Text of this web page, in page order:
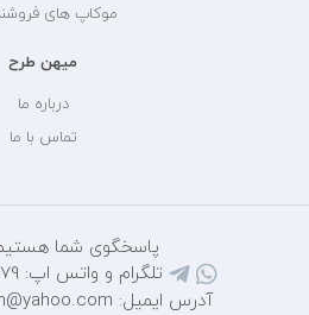
موکاپ های
میهن طرح
درباره ما
تماس با ما
پاسخگوی شما
تلگرام و واتس اپ: 09128509979
آدرس ایمیل: mihantarh@yahoo.com